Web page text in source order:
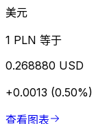
美元
1 PLN 等于
0.268880 USD
+0.0013 (0.50%)
查看图表